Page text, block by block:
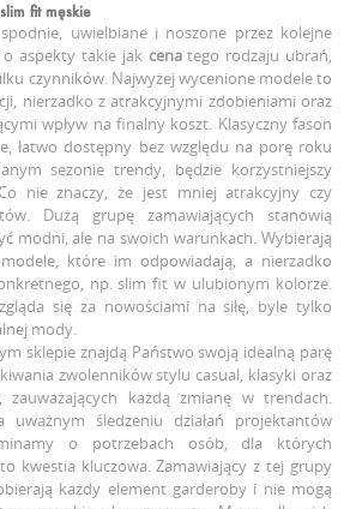
fit męskie
uwielbiane i noszone przez kolejne
o aspekty takie jak cenatego rodzaju ubrań,
czynników. Najwyżej wycenione modele to
nierzadko z atrakcyjnymi zdobieniami oraz
wpływ na finalny koszt. Klasyczny fason
łatwo dostępny bez względu na porę roku
sezonie trendy, będzie korzystniejszy
nie znaczy, że jest mniej atrakcyjny czy
Dużą grupę zamawiających stanowią
modni, ale na swoich warunkach. Wybierają
które im odpowiadają, a nierzadko
np. slim fit w ulubionym kolorze.
się za nowościami na siłę, byle tylko
mody.
sklepie znajdą Państwo swoją idealną parę
zwolenników stylu casual, klasyki oraz
każdą zmianę w trendach.
uważnym śledzeniu działań projektantów
o potrzebach osób, dla których
kwestia kluczowa. Zamawiający z tej grupy
każdy element garderoby i nie mogą